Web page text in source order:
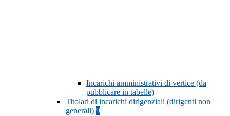
Incarichi amministrativi di vertice (da
pubblicare in tabelle)
Titolari di incarichi dirigenziali (dirigenti non
generali) 9